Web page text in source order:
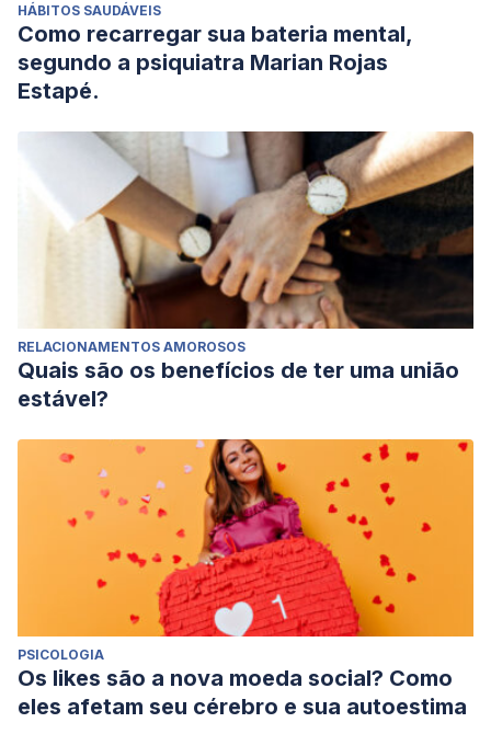
HÁBITOS SAUDÁVEIS
Como recarregar sua bateria mental,
segundo a psiquiatra Marian Rojas
Estapé.
RELACIONAMENTOS AMOROSOS
Quais são os benefícios de ter uma união
estável?
PSICOLOGIA
Os likes são a nova moeda social? Como
eles afetam seu cérebro e sua autoestima